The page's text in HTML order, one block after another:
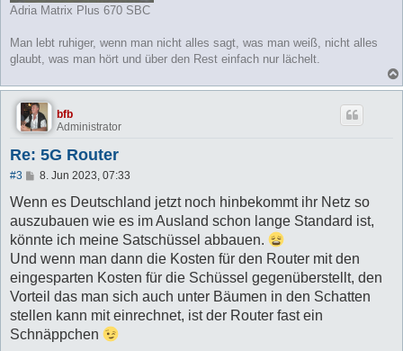
Adria Matrix Plus 670 SBC
Man lebt ruhiger, wenn man nicht alles sagt, was man weiß, nicht alles
glaubt, was man hört und über den Rest einfach nur lächelt.
bfb
Administrator
Re: 5G Router
#3
B
i
r
a
g
8. Jun 2023, 07:33
Wenn es Deutschland jetzt noch hinbekommt ihr Netz so
auszubauen wie es im Ausland schon lange Standard ist,
könnte ich meine Satschüssel abbauen.
Und wenn man dann die Kosten für den Router mit den
eingesparten Kosten für die Schüssel gegenüberstellt, den
Vorteil das man sich auch unter Bäumen in den Schatten
stellen kann mit einrechnet, ist der Router fast ein
Schnäppchen